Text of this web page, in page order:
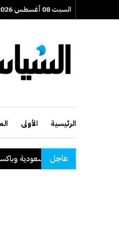
السبت 08 أغسطس 2026
الرئيسية الأولى
عاجل
السعودية وباكستان